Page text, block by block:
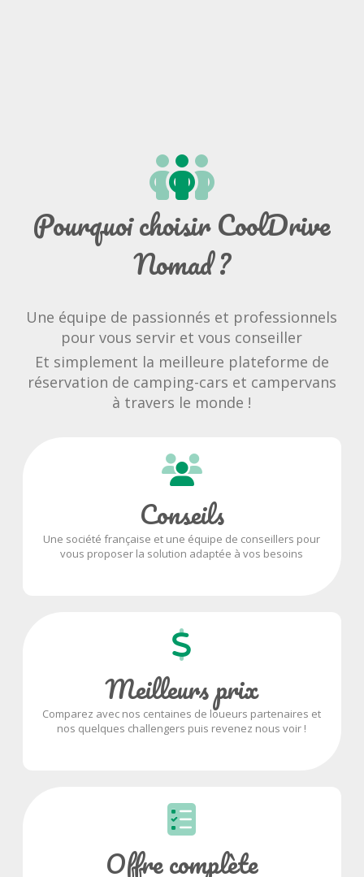
Pourquoi choisir CoolDrive
Nomad ?
Une équipe de passionnés et professionnels
pour vous servir et vous conseiller
Et simplement la meilleure plateforme de
réservation de camping-cars et campervans
à travers le monde !
Conseils
Une société française et une équipe de conseillers pour
vous proposer la solution adaptée à vos besoins
Meilleurs prix
Comparez avec nos centaines de loueurs partenaires et
nos quelques challengers puis revenez nous voir !
Offre complète